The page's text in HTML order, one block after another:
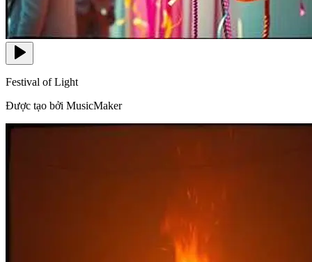
Festival of Light
Được tạo bởi MusicMaker